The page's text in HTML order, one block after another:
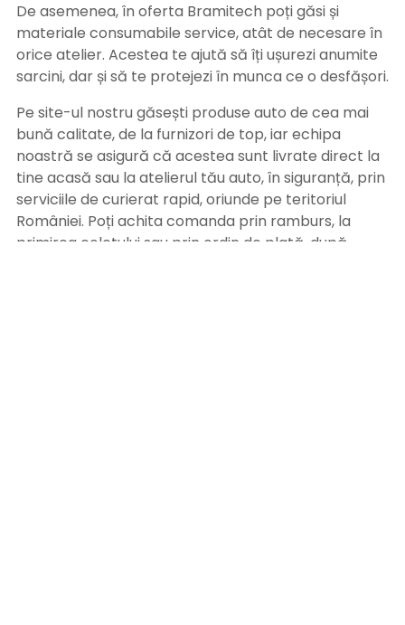
De asemenea, în oferta Bramitech poți găsi și
materiale consumabile service, atât de necesare în
orice atelier. Acestea te ajută să îți ușurezi anumite
sarcini, dar și să te protejezi în munca ce o desfășori.
Pe site-ul nostru găsești produse auto de cea mai
bună calitate, de la furnizori de top, iar echipa
noastră se asigură că acestea sunt livrate direct la
tine acasă sau la atelierul tău auto, în siguranță, prin
serviciile de curierat rapid, oriunde pe teritoriul
României. Poți achita comanda prin ramburs, la
primirea coletului sau prin ordin de plată, după